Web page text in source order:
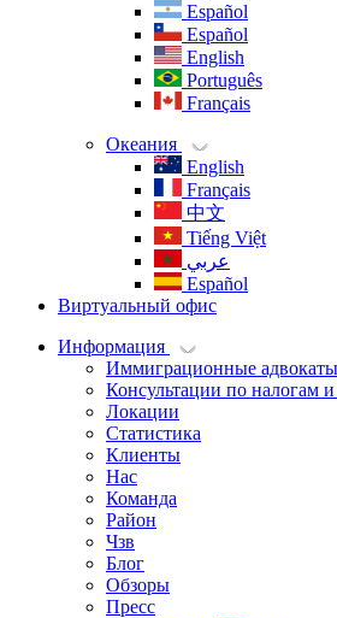
Español
Español
English
Português
Français
Океания
English
Français
中文
Tiếng Việt
عربي
Español
Виртуальный офис
Информация
Иммиграционные адвокаты
Консультации по налогам и
Локации
Статистика
Клиенты
Нас
Команда
Район
Чзв
Блог
Обзоры
Пресс